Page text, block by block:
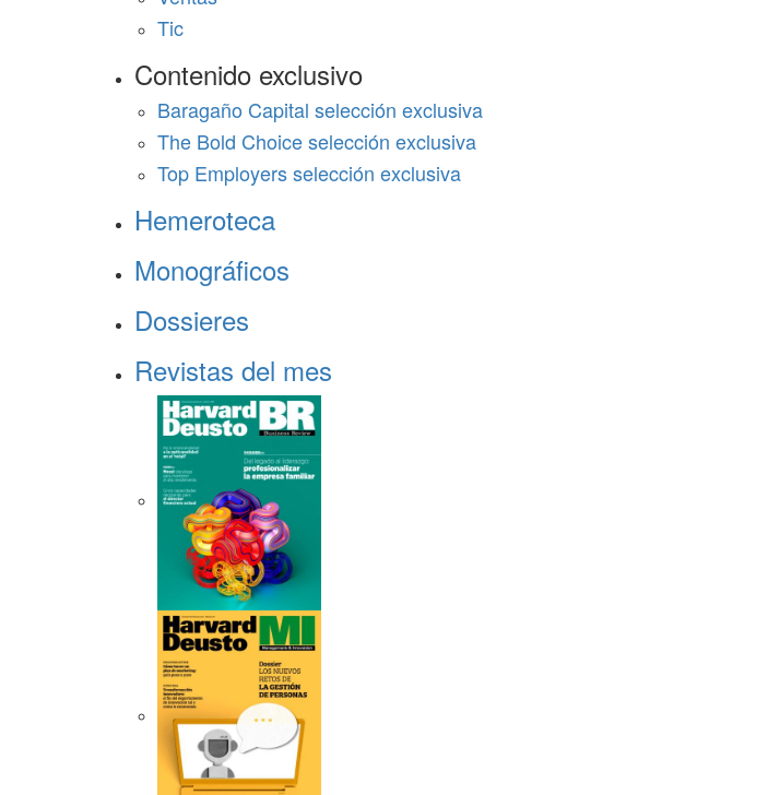
Tic
Contenido exclusivo
Baragaño Capital selección exclusiva
The Bold Choice selección exclusiva
Top Employers selección exclusiva
Hemeroteca
Monográficos
Dossieres
Revistas del mes